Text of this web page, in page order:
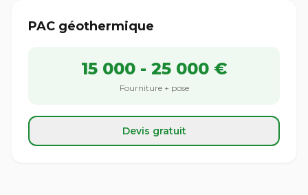
PAC géothermique
15 000 - 25 000 €
Fourniture + pose
Devis gratuit